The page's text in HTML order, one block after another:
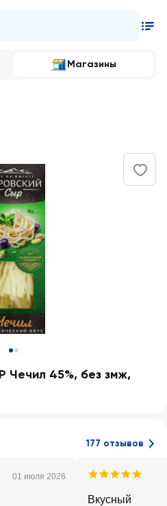
Магазины
45%, без змж,
177 отзывов
01 июля 2026
Вкусный